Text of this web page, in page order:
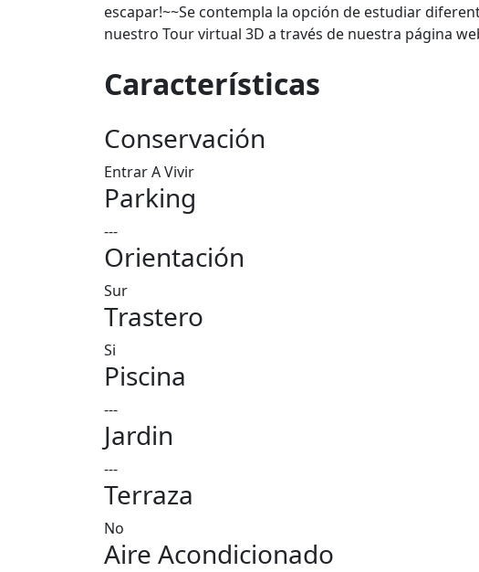
escapar!~~Se contempla la opción de estudiar
nuestro Tour virtual 3D a través de nuestra página
Características
Conservación
Entrar A Vivir
Parking
---
Orientación
Sur
Trastero
Si
Piscina
---
Jardin
---
Terraza
No
Aire Acondicionado